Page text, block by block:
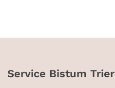
Service Bistum Trier